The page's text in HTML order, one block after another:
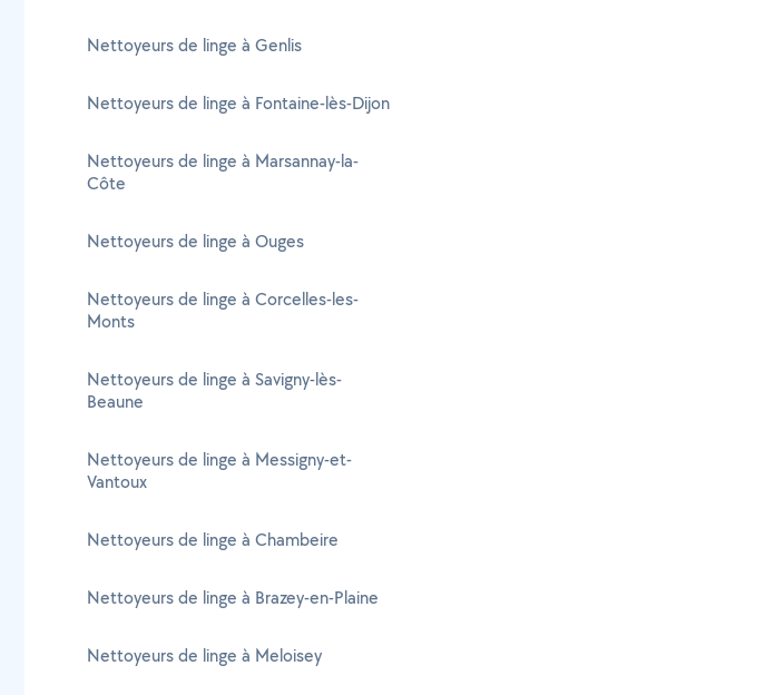
Nettoyeurs de linge à Genlis
Nettoyeurs de linge à Fontaine-lès-Dijon
Nettoyeurs de linge à Marsannay-la-
Côte
Nettoyeurs de linge à Ouges
Nettoyeurs de linge à Corcelles-les-
Monts
Nettoyeurs de linge à Savigny-lès-
Beaune
Nettoyeurs de linge à Messigny-et-
Vantoux
Nettoyeurs de linge à Chambeire
Nettoyeurs de linge à Brazey-en-Plaine
Nettoyeurs de linge à Meloisey